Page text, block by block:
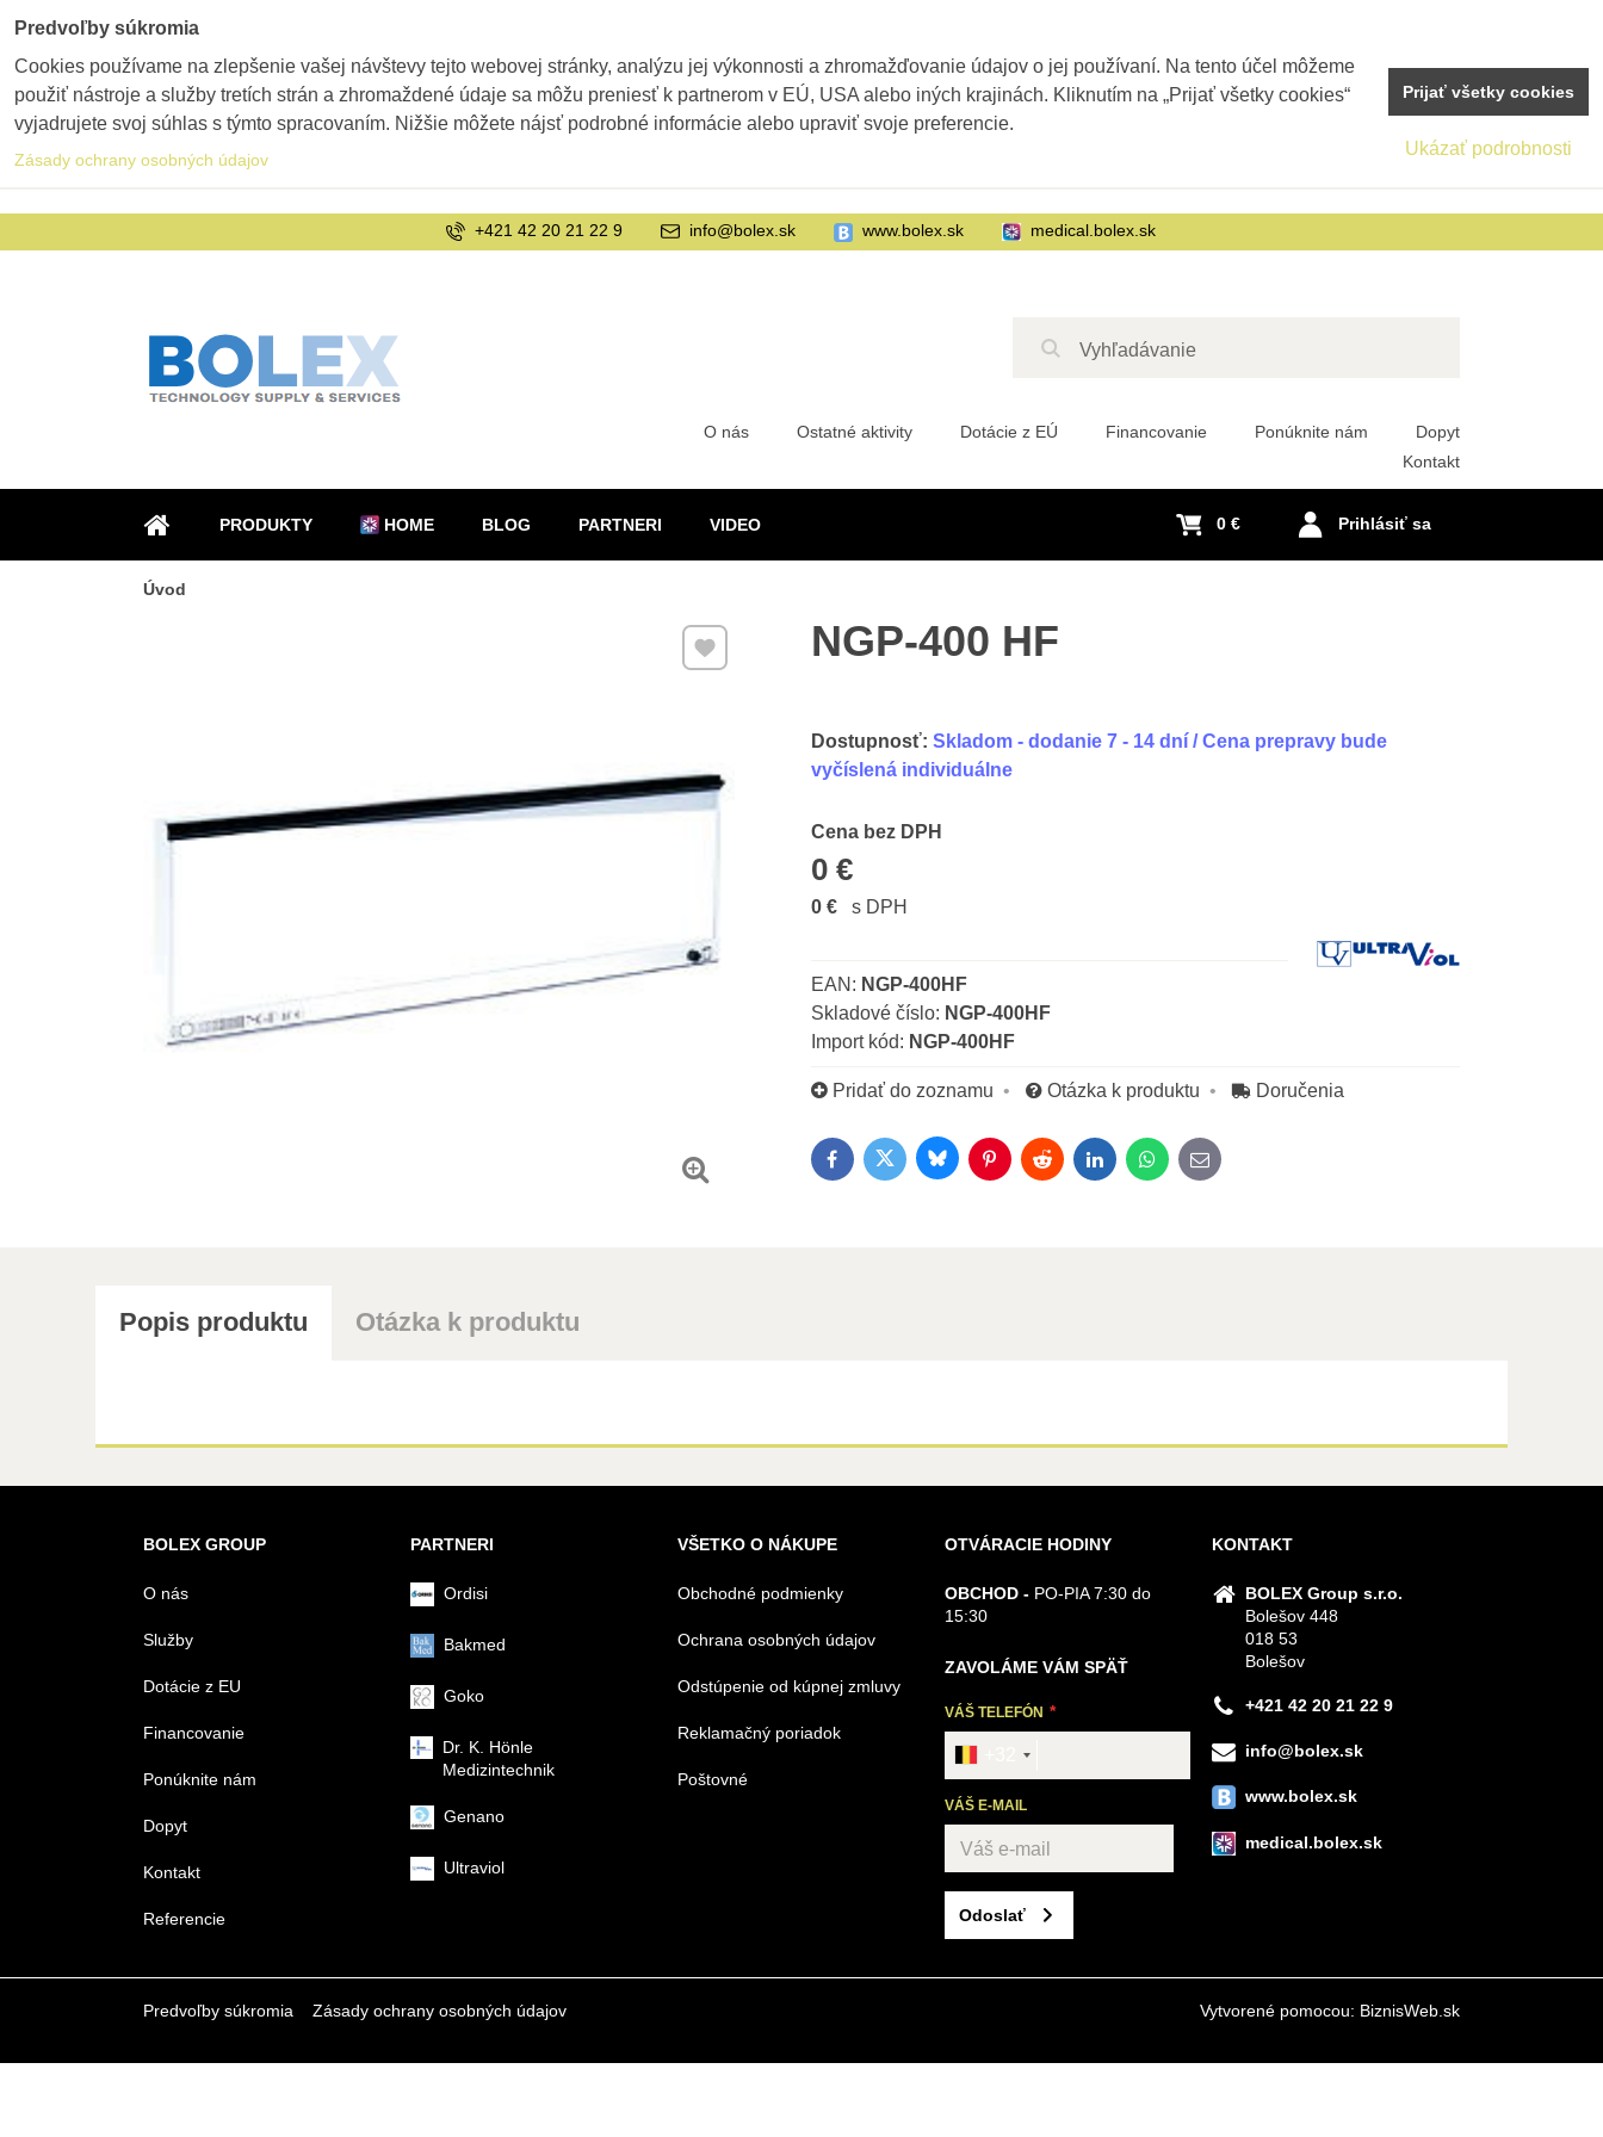
ÚVOD
PRODUKTY HOME BLOG PARTNERI VIDEO
O nás Ostatné aktivity Dotácie z EÚ Financovanie Ponúknite nám
Dopyt
Kontakt
Prihlásiť sa
0 €
+421 42 20 21 22 9 info@bolex.sk www.bolex.sk medical.bolex.sk
Úvod
NGP-400 HF
Pridať k Obľúbeným
Dostupnosť: Skladom - dodanie 7 - 14 dní / Cena prepravy bude
vyčíslená individuálne
Cena bez DPH
0 €
Cena s DPH
0 € s DPH
Výrobca:
EAN: NGP-400HF
Skladové číslo: NGP-400HF
Import kód: NGP-400HF
Pridať do zoznamu Otázka k produktu Doručenia
FacebookTwitterBlueskyPinterestRedditLinkedInWhatsApp
E-mail
Popis produktu Otázka k produktu
BOLEX GROUP
O nás
Služby
Dotácie z EU
Financovanie
Ponúknite nám
Dopyt
Kontakt
Referencie
PARTNERI
Ordisi
Bakmed
Goko
Dr. K. Hönle
Medizintechnik
Genano
Ultraviol
VŠETKO O NÁKUPE
Obchodné podmienky
Ochrana osobných údajov
Odstúpenie od kúpnej zmluvy
Reklamačný poriadok
Poštovné
OTVÁRACIE HODINY
OBCHOD - PO-PIA 7:30 do
15:30
ZAVOLÁME VÁM SPÄŤ
VÁŠ TELEFÓN
VÁŠ E-MAIL
Odoslať
KONTAKT
BOLEX Group s.r.o.
Bolešov 448
018 53
Bolešov
+421 42 20 21 22 9
info@bolex.sk
www.bolex.sk
medical.bolex.sk
Predvoľby súkromia Zásady ochrany osobných údajov Vytvorené pomocou: BiznisWeb.sk
Predvoľby súkromia
Cookies používame na zlepšenie vašej návštevy tejto webovej stránky, analýzu jej výkonnosti a zhromažďovanie údajov o jej používaní. Na tento účel môžeme
použiť nástroje a služby tretích strán a zhromaždené údaje sa môžu preniesť k partnerom v EÚ, USA alebo iných krajinách. Kliknutím na „Prijať všetky cookies“
vyjadrujete svoj súhlas s týmto spracovaním. Nižšie môžete nájsť podrobné informácie alebo upraviť svoje preferencie.
Zásady ochrany osobných údajov
Ukázať podrobnosti
Prijať všetky cookies